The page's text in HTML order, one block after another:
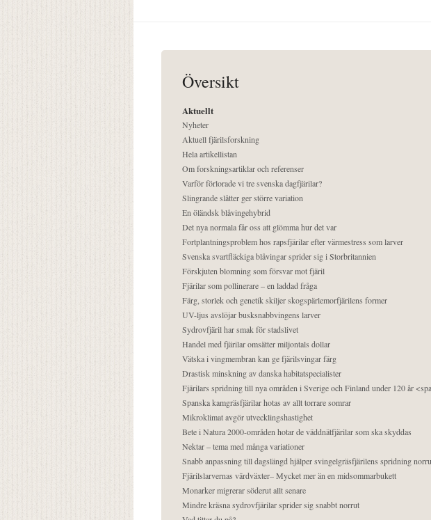
Översikt
Aktuellt
Nyheter
Aktuell fjärilsforskning
Hela artikellistan
Om forskningsartiklar och referenser
Varför förlorade vi tre svenska dagfjärilar?
Slingrande slåtter ger större variation
En öländsk blåvingehybrid
Det nya normala får oss att glömma hur det var
Fortplantningsproblem hos rapsfjärilar efter värmestress som larver
Svenska svartfläckiga blåvingar sprider sig i Storbritannien
Förskjuten blomning som försvar mot fjäril
Fjärilar som pollinerare – en laddad fråga
Färg, storlek och genetik skiljer skogspärlemorfjärilens former
UV-ljus avslöjar busksnabbvingens larver
Sydrovfjäril har smak för stadslivet
Handel med fjärilar omsätter miljontals dollar
Vätska i vingmembran kan ge fjärilsvingar färg
Drastisk minskning av danska habitatspecialister
Fjärilars spridning till nya områden i Sverige och Finland under 120 år
Spanska kamgräsfjärilar hotas av allt torrare somrar
Mikroklimat avgör utvecklingshastighet
Bete i Natura 2000-områden hotar de väddnätfjärilar som ska skyddas
Nektar – tema med många variationer
Snabb anpassning till dagslängd hjälper svingelgräsfjärilens spridning
Fjärilslarvernas värdväxter– Mycket mer än en midsommarbukett
Monarker migrerar söderut allt senare
Mindre kräsna sydrovfjärilar sprider sig snabbt norrut